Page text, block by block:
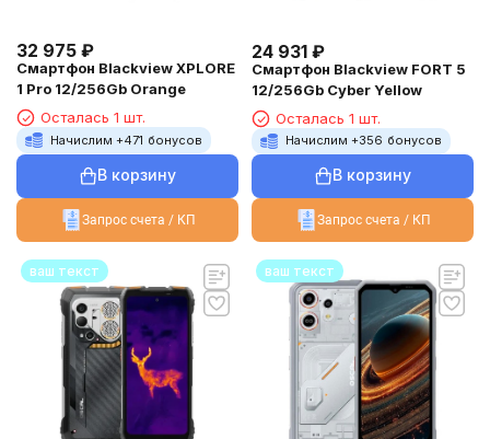
32 975 ₽
Смартфон Blackview XPLORE
1 Pro 12/256Gb Orange
Осталась 1 шт.
Начислим +471 бонусов
В корзину
Запрос счета / КП
24 931 ₽
Смартфон Blackview FORT 5
12/256Gb Cyber Yellow
Осталась 1 шт.
Начислим +356 бонусов
В корзину
Запрос счета / КП
ваш текст ваш текст